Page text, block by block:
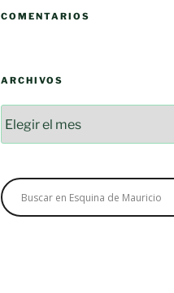
COMENTARIOS
ARCHIVOS